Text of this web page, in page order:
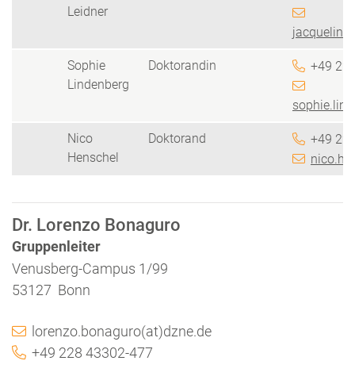
Dr. Lorenzo Bonaguro
Gruppenleiter
Venusberg-Campus 1/99
53127 Bonn
lorenzo.bonaguro(at)dzne.de
+49 228 43302-477
Leidner
Sophie
Lindenberg
Doktorandin +49
Nico
Henschel
Doktorand
+49